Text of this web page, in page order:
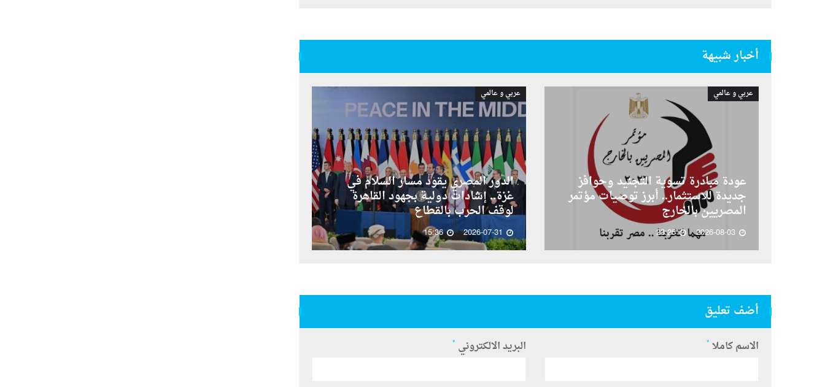
أخبار شبيهة
عربي و عالمي
عودة مبادرة تسوية التجنيد وحوافز
جديدة للاستثمار.. أبرز توصيات مؤتمر
المصريين بالخارج
2026-08-03
23:25
عربي و عالمي
الدور المصري يقود مسار السلام في
غزة.. إشادات دولية بجهود القاهرة
لوقف الحرب بالقطاع
2026-07-31
15:36
أضف تعليق
الاسم كاملا * البريد الالكتروني *